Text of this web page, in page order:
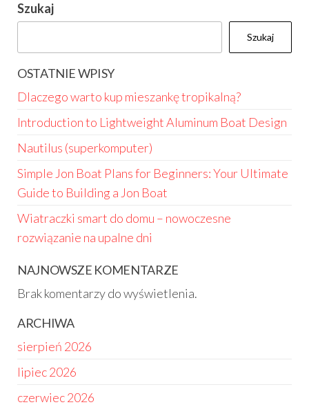
Szukaj
Szukaj
OSTATNIE WPISY
Dlaczego warto kup mieszankę tropikalną?
Introduction to Lightweight Aluminum Boat Design
Nautilus (superkomputer)
Simple Jon Boat Plans for Beginners: Your Ultimate
Guide to Building a Jon Boat
Wiatraczki smart do domu – nowoczesne
rozwiązanie na upalne dni
NAJNOWSZE KOMENTARZE
Brak komentarzy do wyświetlenia.
ARCHIWA
sierpień 2026
lipiec 2026
czerwiec 2026